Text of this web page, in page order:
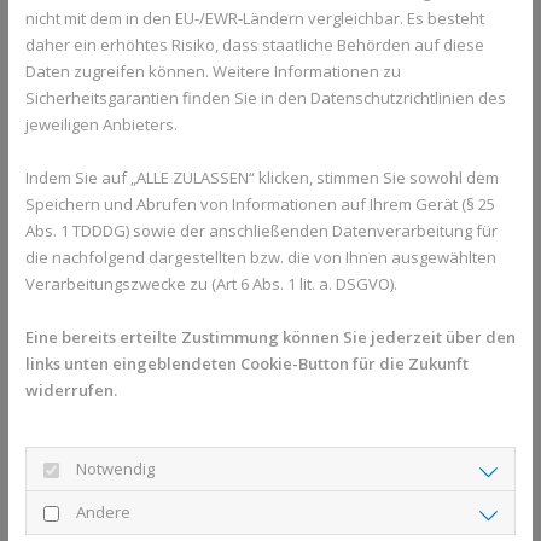
chronischer Stress zu einer gestörten
Cortisolausschüttung – die Entzündungen in der Haut
nehmen zu.
Juckreiz und Schlafstörungen: Der quälende Juckreiz führt
zu Schlafmangel, was wiederum Stress und Erschöpfung
Soziale Belastung: Sichtbare Hautveränderungen können
Scham und Rückzug auslösen, was den Stress weiter
erhöht.
nicht mit dem in den EU-/EWR-Ländern vergleichbar. Es besteht
daher ein erhöhtes Risiko, dass staatliche Behörden auf diese
Daten zugreifen können. Weitere Informationen zu
Sicherheitsgarantien finden Sie in den Datenschutzrichtlinien des
jeweiligen Anbieters.
Indem Sie auf „ALLE ZULASSEN“ klicken, stimmen Sie sowohl dem
Speichern und Abrufen von Informationen auf Ihrem Gerät (§ 25
Abs. 1 TDDDG) sowie der anschließenden Datenverarbeitung für
die nachfolgend dargestellten bzw. die von Ihnen ausgewählten
Verarbeitungszwecke zu (Art 6 Abs. 1 lit. a. DSGVO).
Eine bereits erteilte Zustimmung können Sie jederzeit über den
links unten eingeblendeten Cookie-Button für die Zukunft
widerrufen.
Notwendig
Andere